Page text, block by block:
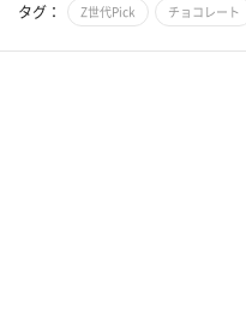
タグ： Z世代Pick チョコレート